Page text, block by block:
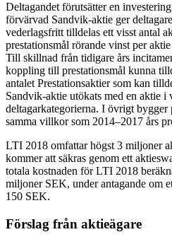
Deltagandet förutsätter en
förvärvad Sandvik-aktie ger
vederlagsfritt tilldelas ett visst antal
prestationsmål rörande vinst per
Till skillnad från tidigare års
koppling till prestationsmål kunna
antalet Prestationsaktier som kan
Sandvik-aktie utökats med en aktie i
deltagarkategorierna. I övrigt
samma villkor som 2014–2017 års
LTI 2018 omfattar högst 3 miljoner
kommer att säkras genom ett
totala kostnaden för LTI 2018
miljoner SEK, under antagande om
150 SEK.
Förslag från aktieägare